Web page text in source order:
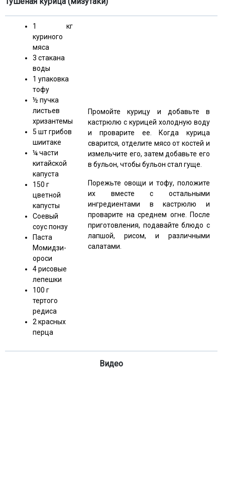
1 кг
куриного
мяса
3 стакана
воды
1 упаковка
тофу
½ пучка
листьев
хризантемы
5 шт грибов
шиитаке
¼ части
китайской
капуста
150 г
цветной
капусты
Соевый
соус понзу
Паста
Момидзи-
ороси
4 рисовые
лепешки
100 г
тертого
редиса
2 красных
перца
Промойте курицу и добавьте в
кастрюлю с курицей холодную воду
и проварите ее. Когда курица
сварится, отделите мясо от костей и
измельчите его, затем добавьте его
в бульон, чтобы бульон стал гуще.
Порежьте овощи и тофу, положите
их вместе с остальными
ингредиентами в кастрюлю и
проварите на среднем огне. После
приготовления, подавайте блюдо с
лапшой, рисом, и различными
салатами.
Видео